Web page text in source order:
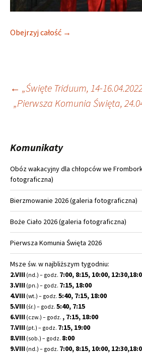
Obejrzyj całość →
Nawigacja
← „Święte Triduum, 14-
„Pierwsza Komunia Święta,
Komunikaty
Obóz wakacyjny dla chłopców we
fotograficzna)
Bierzmowanie 2026 (galeria fotograficzna)
Boże Ciało 2026 (galeria fotograficzna)
Pierwsza Komunia Święta 2026
Msze św. w najbliższym tygodniu:
2.VIII (nd.) – godz. 7:00, 8:15, 10:00,
3.VIII (pn.) – godz. 7:15, 18:00
4.VIII (wt.) – godz. 5:40, 7:15, 18:00
5.VIII (śr.) – godz. 5:40, 7:15
6.VIII (czw.) – godz. , 7:15, 18:00
7.VIII (pt.) – godz. 7:15, 19:00
8.VIII (sob.) – godz. 8:00
9.VIII (nd.) – godz. 7:00, 8:15, 10:00,